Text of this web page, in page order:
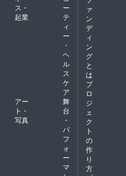
ス・
起業
ー
テ
ィ
ー
・
ヘ
ル
ス
ケ
ア
アー
ト・
写真
舞
台
・
パ
フ
ォ
ー
マ
ァ
ン
デ
ィ
ン
グ
と
は
プ
ロ
ジ
ェ
ク
ト
の
作
り
方